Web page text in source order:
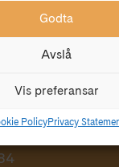
Godta
Avslå
Vis preferansar
PolicyPrivacy